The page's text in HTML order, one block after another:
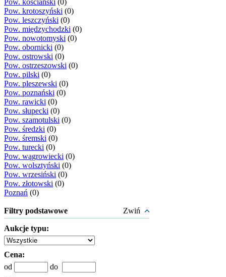
Pow. kościański (0)
Pow. krotoszyński (0)
Pow. leszczyński (0)
Pow. międzychodzki (0)
Pow. nowotomyski (0)
Pow. obornicki (0)
Pow. ostrowski (0)
Pow. ostrzeszowski (0)
Pow. pilski (0)
Pow. pleszewski (0)
Pow. poznański (0)
Pow. rawicki (0)
Pow. słupecki (0)
Pow. szamotulski (0)
Pow. średzki (0)
Pow. śremski (0)
Pow. turecki (0)
Pow. wągrowiecki (0)
Pow. wolsztyński (0)
Pow. wrzesiński (0)
Pow. złotowski (0)
Poznań (0)
Filtry podstawowe Zwiń
Aukcje typu:
Cena:
od
do